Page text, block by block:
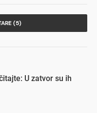
(5)
U zatvor su ih